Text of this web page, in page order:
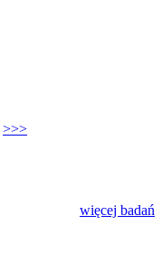
>>>
więcej badań